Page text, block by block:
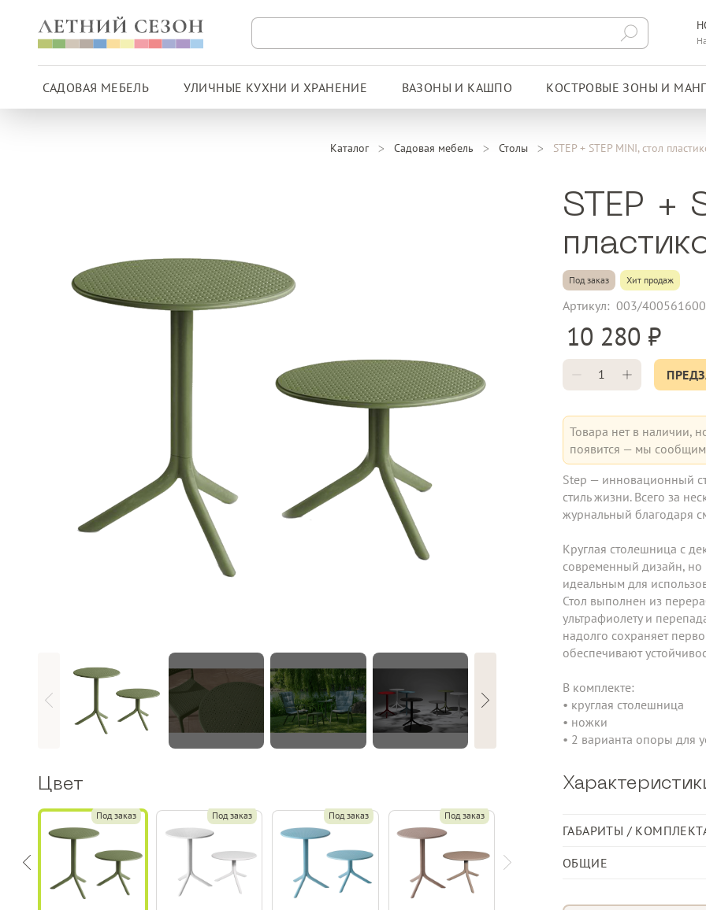
САДОВАЯ МЕБЕЛЬ УЛИЧНЫЕ КУХНИ И ХРАНЕНИЕ ВАЗОНЫ И КАШПО КОСТРОВЫЕ ЗОНЫ И
Каталог Садовая мебель Столы STEP + STEP MINI, стол
Цвет
Под заказ Под заказ Под заказ Под заказ
STEP +
Под заказ Хит продаж
Артикул: 003/
10 280
Товара нет в наличии,
появится — мы
Step — инновационный
стиль жизни. Всего за
журнальный благодаря
Круглая столешница с
современный дизайн, но
идеальным для
Стол выполнен из
ультрафиолету и
надолго сохраняет
обеспечивают
В комплекте:
• круглая столешница
• ножки
• 2 варианта опоры для
ГАБАРИТЫ /
Длина, см
ОБЩИЕ